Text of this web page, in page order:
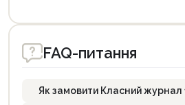
FAQ-питання
Як замовити Класний журнал